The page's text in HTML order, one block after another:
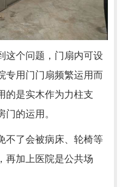
这个问题，门扇内可设
专用门门扇频繁运用而
的是实木作为力柱支
的运用。
不了会被病床、轮椅等
再加上医院是公共场